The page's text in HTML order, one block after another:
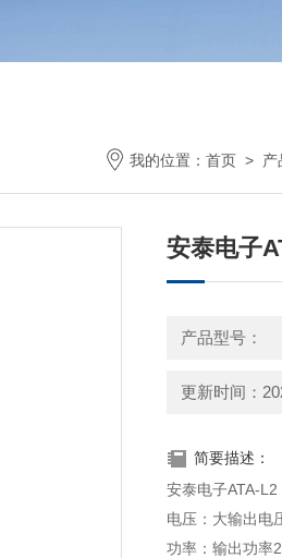
我的位置： 首页 > 产
安泰电子
产品型号：
更新时间：
简要描述：
安泰电子ATA-
电压：大输出电
功率：输出功率